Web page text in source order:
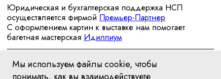
Мы используем файлы cookie, чтобы